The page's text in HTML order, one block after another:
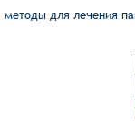
методы для лечения